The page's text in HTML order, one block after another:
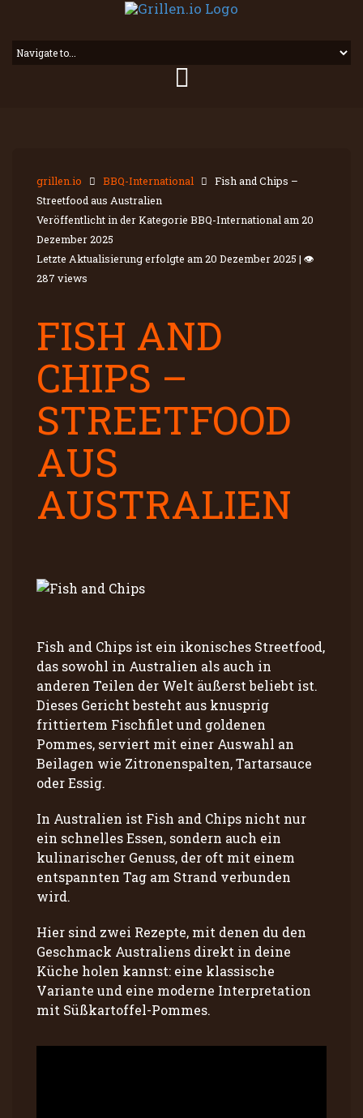
grillen.io BBQ-International
Fish and Chips –
Streetfood aus Australien
Veröffentlicht in der Kategorie BBQ-International am 20
Dezember 2025
Letzte Aktualisierung erfolgte am 20 Dezember 2025 | 👁
287 views
FISH AND
CHIPS –
STREETFOOD
AUS
AUSTRALIEN
Fish and Chips ist ein ikonisches Streetfood,
das sowohl in Australien als auch in
anderen Teilen der Welt äußerst beliebt ist.
Dieses Gericht besteht aus knusprig
frittiertem Fischfilet und goldenen
Pommes, serviert mit einer Auswahl an
Beilagen wie Zitronenspalten, Tartarsauce
oder Essig.
In Australien ist Fish and Chips nicht nur
ein schnelles Essen, sondern auch ein
kulinarischer Genuss, der oft mit einem
entspannten Tag am Strand verbunden
wird.
Hier sind zwei Rezepte, mit denen du den
Geschmack Australiens direkt in deine
Küche holen kannst: eine klassische
Variante und eine moderne Interpretation
mit Süßkartoffel-Pommes.